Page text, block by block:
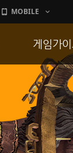
MOBILE
게임가이
게임 특징
서버가이
신병훈련
세부가이